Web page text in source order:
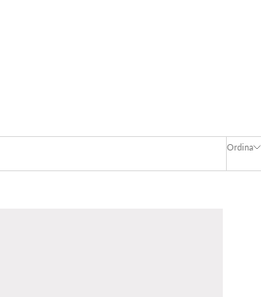
Ordina